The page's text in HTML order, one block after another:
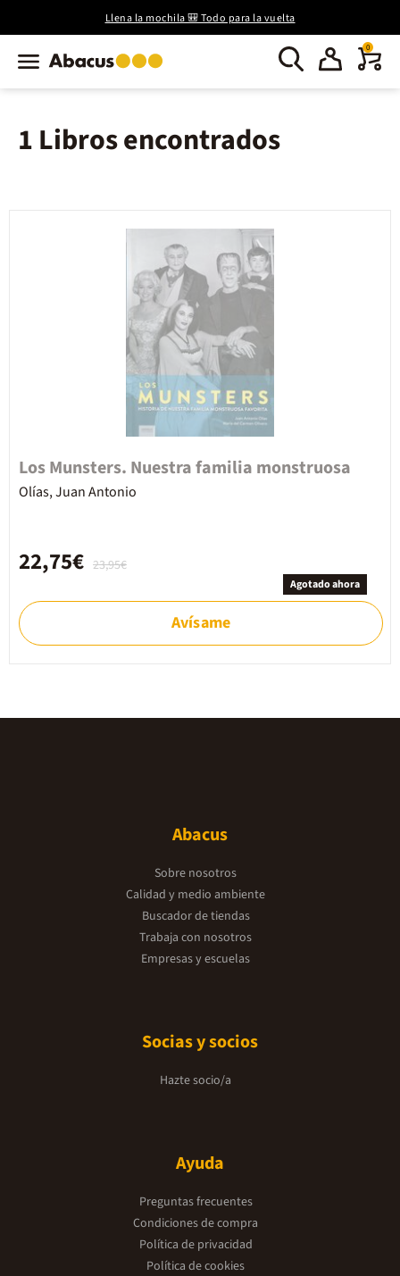
Llena la mochila 🎒 Todo para la vuelta
0
1 Libros encontrados
Los Munsters. Nuestra familia monstruosa
Olías, Juan Antonio
23,95€
22,75€
Agotado ahora
Avísame
Abacus
Sobre nosotros
Calidad y medio ambiente
Buscador de tiendas
Trabaja con nosotros
Empresas y escuelas
Socias y socios
Hazte socio/a
Ayuda
Preguntas frecuentes
Condiciones de compra
Política de privacidad
Política de cookies